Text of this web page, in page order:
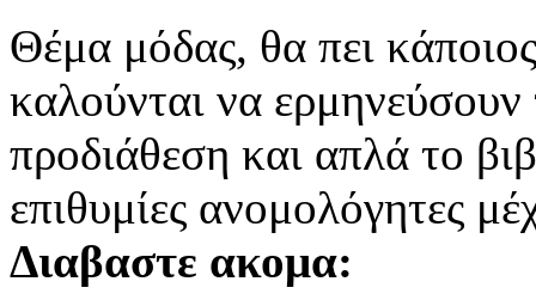
Θέμα μόδας, θα πει
καλούνται να
προδιάθεση και απλά το
επιθυμίες ανομολόγητες
Διαβαστε ακομα: